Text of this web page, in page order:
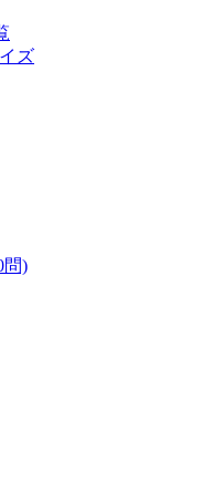
ズ
問)